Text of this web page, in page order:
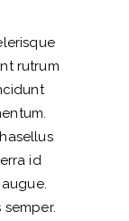
rutrum
id